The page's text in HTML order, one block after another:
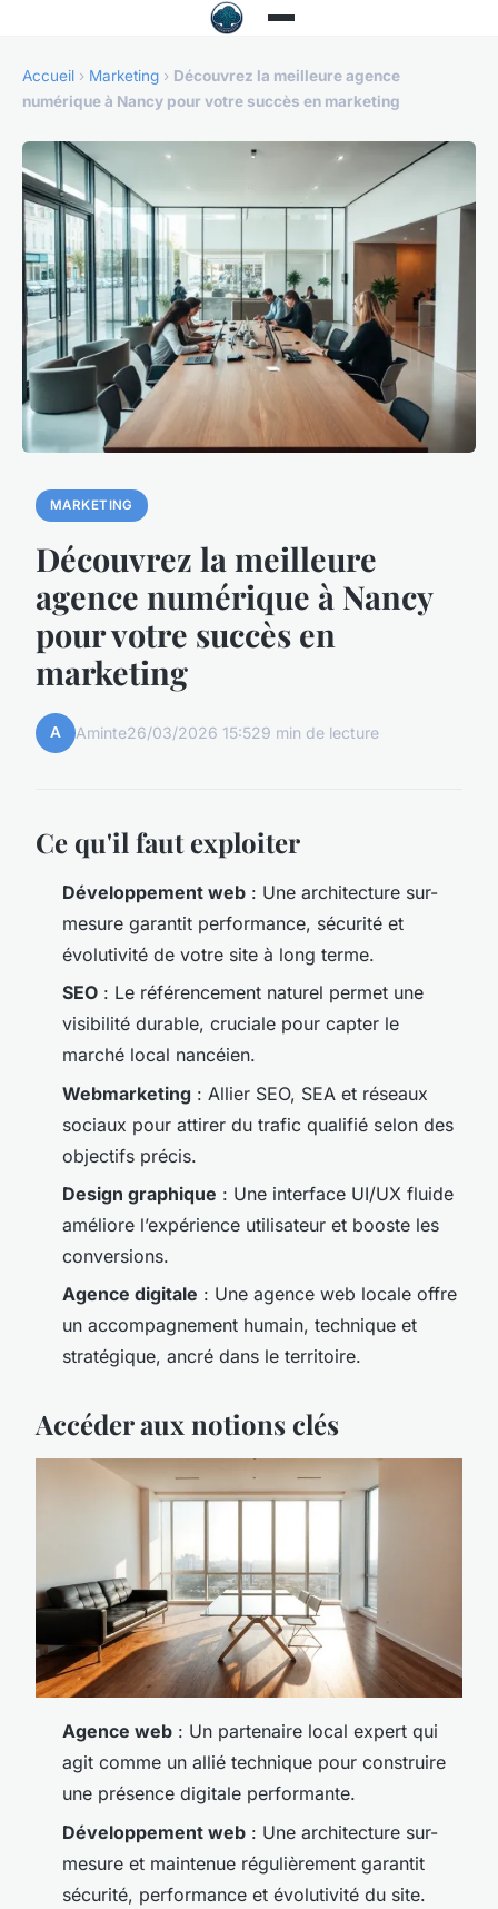
Accueil › Marketing › Découvrez la meilleure agence
numérique à Nancy pour votre succès en marketing
MARKETING
Découvrez la meilleure
agence numérique à Nancy
pour votre succès en
marketing
A Aminte26/03/2026 15:529 min de lecture
Ce qu'il faut exploiter
Développement web : Une architecture sur-
mesure garantit performance, sécurité et
évolutivité de votre site à long terme.
SEO : Le référencement naturel permet une
visibilité durable, cruciale pour capter le
marché local nancéien.
Webmarketing : Allier SEO, SEA et réseaux
sociaux pour attirer du trafic qualifié selon des
objectifs précis.
Design graphique : Une interface UI/UX fluide
améliore l’expérience utilisateur et booste les
conversions.
Agence digitale : Une agence web locale offre
un accompagnement humain, technique et
stratégique, ancré dans le territoire.
Accéder aux notions clés
Agence web : Un partenaire local expert qui
agit comme un allié technique pour construire
une présence digitale performante.
Développement web : Une architecture sur-
mesure et maintenue régulièrement garantit
sécurité, performance et évolutivité du site.